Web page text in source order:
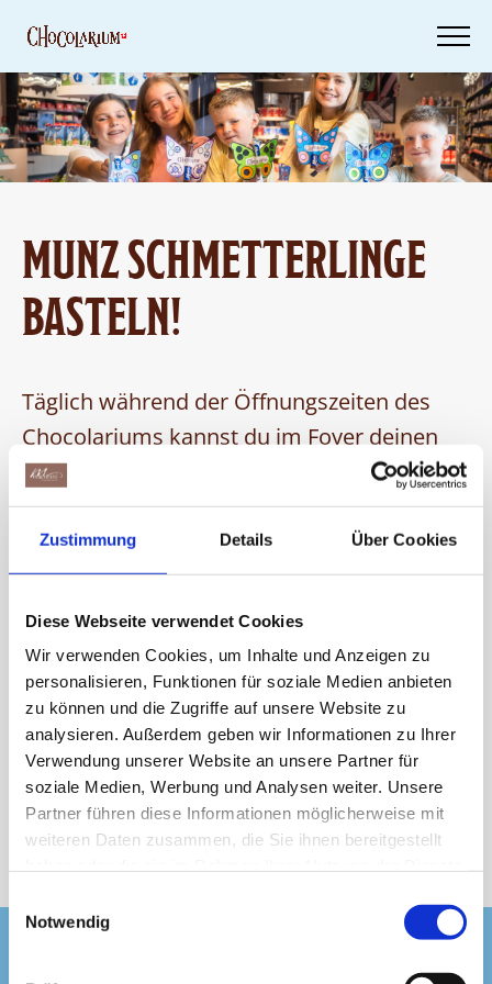
Zustimmung Details Über Cookies
Diese Webseite verwendet Cookies
Wir verwenden Cookies, um Inhalte und Anzeigen zu
personalisieren, Funktionen für soziale Medien anbieten
zu können und die Zugriffe auf unsere Website zu
analysieren. Außerdem geben wir Informationen zu Ihrer
Verwendung unserer Website an unsere Partner für
soziale Medien, Werbung und Analysen weiter. Unsere
Partner führen diese Informationen möglicherweise mit
weiteren Daten zusammen, die Sie ihnen bereitgestellt
Notwendig
content
Tickets
Geschenkideen
MUNZ SCHMETTERLINGE
BASTELN!
Täglich während der Öffnungszeiten des
Chocolariums kannst du im Foyer deinen
eigenen farbenfrohen Munz-Schmetterling
aus Papier basteln – kreativ, einfach und mit
viel Spass. Und das Beste: Alle kleinen
Künstlerinnen und Künstler erhalten ein
feines Munz Prügeli als Belohnung.
Im Juli und August 2026. Ohne
Anmeldung.
Weitere Angebote